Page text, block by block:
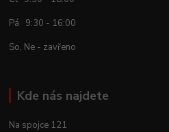
Pá 9:30 - 16:00
So, Ne - zavřeno
Kde nás najdete
Na spojce 121